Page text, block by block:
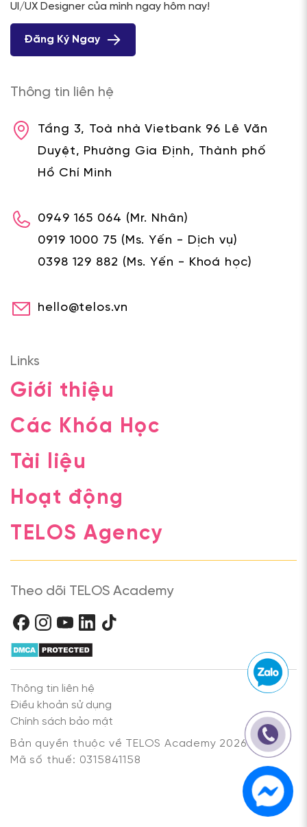
UI/UX Designer của mình ngay hôm nay!
Đăng Ký Ngay
Thông tin liên hệ
Tầng 3, Toà nhà Vietbank 96 Lê Văn
Duyệt, Phường Gia Định, Thành phố
Hồ Chí Minh
0949 165 064 (Mr. Nhân)
0919 1000 75 (Ms. Yến - Dịch vụ)
0398 129 882 (Ms. Yến - Khoá học)
hello@telos.vn
Links
Giới thiệu
Các Khóa Học
Tài liệu
Hoạt động
TELOS Agency
Theo dõi TELOS Academy
Thông tin liên hệ
Điều khoản sử dụng
Chính sách bảo mật
Bản quyền thuộc về TELOS Academy 2026
Mã số thuế: 0315841158